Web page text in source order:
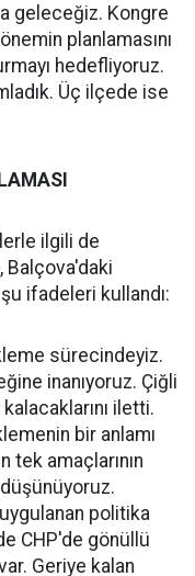
geleceğiz. Kongre
planlamasını
hedefliyoruz.
Üç ilçede ise
ilgili de
Balçova'daki
ifadeleri kullandı:
sürecindeyiz.
inanıyoruz. Çiğli
iletti.
bir anlamı
tek amaçlarının
politika
CHP'de gönüllü
Geriye kalan